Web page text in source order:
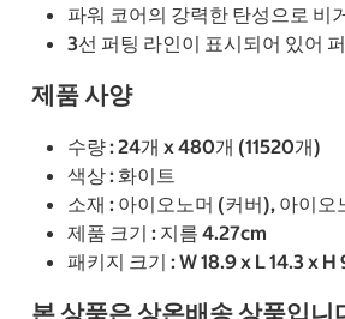
파워 코어의 강력한 탄성으로 비
3선 퍼팅 라인이 표시되어 있어
제품 사양
수량 : 24개 x 480개 (11520개)
색상 : 화이트
소재 : 아이오노머 (커버), 아이
제품 크기 : 지름 4.27cm
패키지 크기 : W 18.9 x L 14.3 x H
본 상품은 상온배송 상품입니